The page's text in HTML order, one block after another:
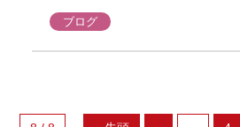
ブログ